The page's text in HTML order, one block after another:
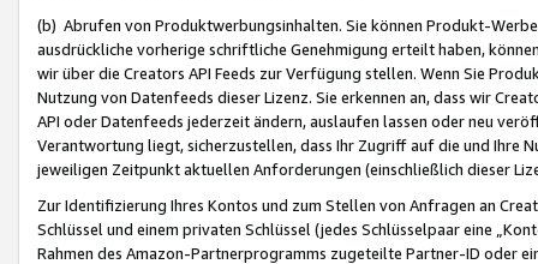
(b) Abrufen von Produktwerbungsinhalten. Sie können Produkt-
ausdrückliche vorherige schriftliche Genehmigung erteilt haben,
wir über die Creators API Feeds zur Verfügung stellen. Wenn Sie
Nutzung von Datenfeeds dieser Lizenz. Sie erkennen an, dass wir
API oder Datenfeeds jederzeit ändern, auslaufen lassen oder neu
Verantwortung liegt, sicherzustellen, dass Ihr Zugriff auf die und Ihre
jeweiligen Zeitpunkt aktuellen Anforderungen (einschließlich dieser
Zur Identifizierung Ihres Kontos und zum Stellen von Anfragen an
Schlüssel und einem privaten Schlüssel (jedes Schlüsselpaar eine
Rahmen des Amazon-Partnerprogramms zugeteilte Partner-ID oder